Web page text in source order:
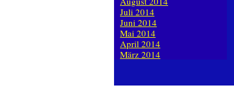
Juli 2014
Juni 2014
Mai 2014
April 2014
März 2014